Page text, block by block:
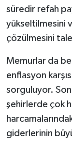
süredir refah
yükseltilmesini
çözülmesini
Memurlar da
enflasyon
sorguluyor. Son
şehirlerde çok
giderlerinin